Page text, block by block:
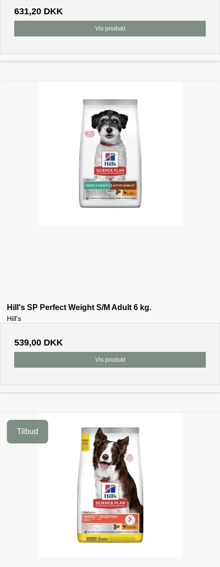
631,20 DKK
Vis produkt
Hill's SP Perfect Weight S/M Adult 6 kg.
Hill's
539,00 DKK
Vis produkt
Tilbud